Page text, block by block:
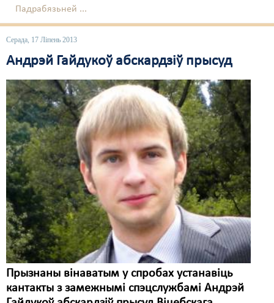
Падрабязьней ...
Серада, 17 Ліпень 2013
Андрэй Гайдукоў абскардзіў прысуд
Прызнаны вінаватым у спробах устанавіць
кантакты з замежнымі спэцслужбамі Андрэй